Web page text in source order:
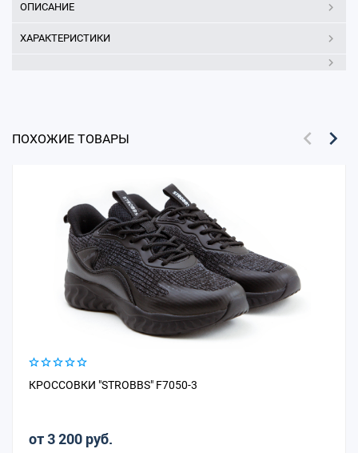
ОПИСАНИЕ
ХАРАКТЕРИСТИКИ
ПОХОЖИЕ ТОВАРЫ
КРОССОВКИ "STROBBS" F7050-3
от 3 200 руб.